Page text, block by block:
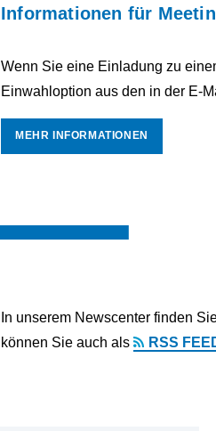
Informationen für
Wenn Sie eine Einladung zu
Einwahloption aus den in der E-
MEHR INFORMATIONEN
In unserem Newscenter finden
können Sie auch als
RSS